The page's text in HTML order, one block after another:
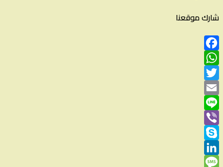
شارك موقعنا
Facebook
WhatsApp
Twitter
Email
Line
Viber
Skype
LinkedIn